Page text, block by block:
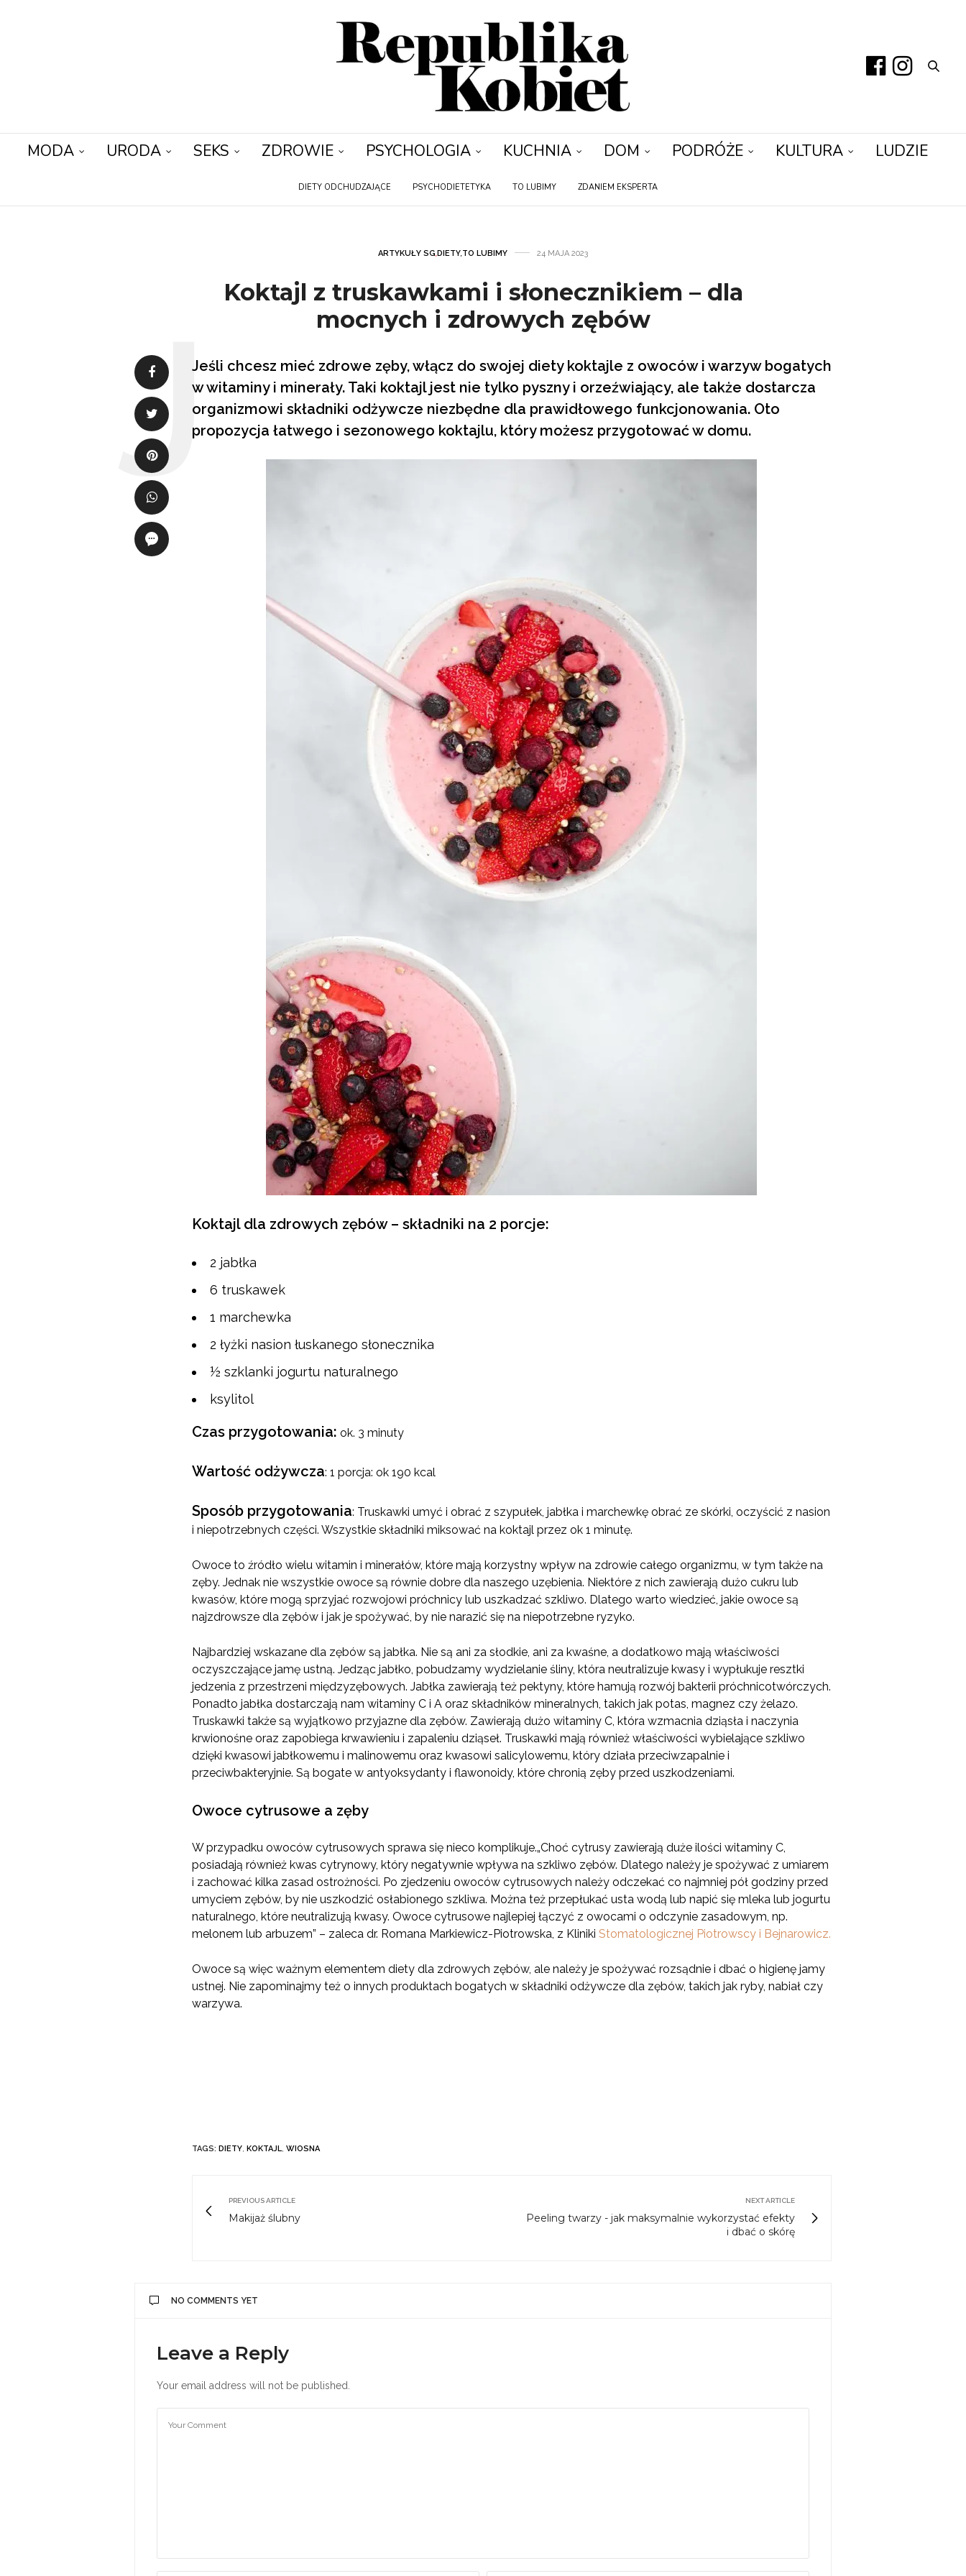
MODA URODA SEKS ZDROWIE PSYCHOLOGIA KUCHNIA DOM PODRÓŻE KULTURA LUDZIE
DIETY ODCHUDZAJĄCE PSYCHODIETETYKA TO LUBIMY ZDANIEM EKSPERTA
ARTYKUŁY SG,DIETY,TO LUBIMY 24 MAJA 2023
Koktajl z truskawkami i słonecznikiem – dla
mocnych i zdrowych zębów
Jeśli chcesz mieć zdrowe zęby, włącz do swojej diety koktajle z owoców i warzyw bogatych
w witaminy i minerały. Taki koktajl jest nie tylko pyszny i orzeźwiający, ale także dostarcza
organizmowi składniki odżywcze niezbędne dla prawidłowego funkcjonowania. Oto
propozycja łatwego i sezonowego koktajlu, który możesz przygotować w domu.
Koktajl dla zdrowych zębów – składniki na 2 porcje:
2 jabłka
6 truskawek
1 marchewka
2 łyżki nasion łuskanego słonecznika
½ szklanki jogurtu naturalnego
ksylitol
Czas przygotowania: ok. 3 minuty
Wartość odżywcza: 1 porcja: ok 190 kcal
Sposób przygotowania: Truskawki umyć i obrać z szypułek, jabłka i marchewkę obrać ze skórki, oczyścić z nasion
i niepotrzebnych części. Wszystkie składniki miksować na koktajl przez ok 1 minutę.
Owoce to źródło wielu witamin i minerałów, które mają korzystny wpływ na zdrowie całego organizmu, w tym także na
zęby. Jednak nie wszystkie owoce są równie dobre dla naszego uzębienia. Niektóre z nich zawierają dużo cukru lub
kwasów, które mogą sprzyjać rozwojowi próchnicy lub uszkadzać szkliwo. Dlatego warto wiedzieć, jakie owoce są
najzdrowsze dla zębów i jak je spożywać, by nie narazić się na niepotrzebne ryzyko.
Najbardziej wskazane dla zębów są jabłka. Nie są ani za słodkie, ani za kwaśne, a dodatkowo mają właściwości
oczyszczające jamę ustną. Jedząc jabłko, pobudzamy wydzielanie śliny, która neutralizuje kwasy i wypłukuje resztki
jedzenia z przestrzeni międzyzębowych. Jabłka zawierają też pektyny, które hamują rozwój bakterii próchnicotwórczych.
Ponadto jabłka dostarczają nam witaminy C i A oraz składników mineralnych, takich jak potas, magnez czy żelazo.
Truskawki także są wyjątkowo przyjazne dla zębów. Zawierają dużo witaminy C, która wzmacnia dziąsła i naczynia
krwionośne oraz zapobiega krwawieniu i zapaleniu dziąseł. Truskawki mają również właściwości wybielające szkliwo
dzięki kwasowi jabłkowemu i malinowemu oraz kwasowi salicylowemu, który działa przeciwzapalnie i
przeciwbakteryjnie. Są bogate w antyoksydanty i flawonoidy, które chronią zęby przed uszkodzeniami.
Owoce cytrusowe a zęby
W przypadku owoców cytrusowych sprawa się nieco komplikuje.„Choć cytrusy zawierają duże ilości witaminy C,
posiadają również kwas cytrynowy, który negatywnie wpływa na szkliwo zębów. Dlatego należy je spożywać z umiarem
i zachować kilka zasad ostrożności. Po zjedzeniu owoców cytrusowych należy odczekać co najmniej pół godziny przed
umyciem zębów, by nie uszkodzić osłabionego szkliwa. Można też przepłukać usta wodą lub napić się mleka lub jogurtu
naturalnego, które neutralizują kwasy. Owoce cytrusowe najlepiej łączyć z owocami o odczynie zasadowym, np.
melonem lub arbuzem” – zaleca dr. Romana Markiewicz-Piotrowska, z Kliniki Stomatologicznej Piotrowscy i Bejnarowicz.
Owoce są więc ważnym elementem diety dla zdrowych zębów, ale należy je spożywać rozsądnie i dbać o higienę jamy
ustnej. Nie zapominajmy też o innych produktach bogatych w składniki odżywcze dla zębów, takich jak ryby, nabiał czy
warzywa.
TAGS: DIETY, KOKTAJL, WIOSNA
PREVIOUS ARTICLE
Makijaż ślubny
NEXT ARTICLE
Peeling twarzy - jak maksymalnie wykorzystać efekty
i dbać o skórę
NO COMMENTS YET
Leave a Reply
Your email address will not be published.